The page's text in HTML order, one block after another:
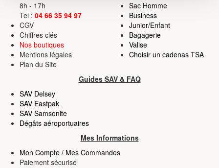
section « Détails »
. Vous pouvez modifier ou retirer
votre consentement à tout moment à partir de la
déclaration sur les cookies.
Les cookies nous permettent de personnaliser le contenu
et les annonces, d'offrir des fonctionnalités relatives aux
partageons également des informations sur l'utilisation de
notre site avec nos partenaires de médias sociaux, de
publicité et d'analyse, qui peuvent combiner celles-ci
avec d'autres informations que vous leur avez fournies
8h - 17h
Tel : 04 66 35 94 97
CGV
Chiffres clés
Nos boutiques
Mentions légales
Plan du Site
Sac Homme
Business
Junior/Enfant
Bagagerie
Valise
Choisir un cadenas TSA
Guides SAV & FAQ
SAV Delsey
SAV Eastpak
SAV Samsonite
Dégâts aéroportuaires
Mes Informations
Mon Compte / Mes Commandes
Paiement sécurisé